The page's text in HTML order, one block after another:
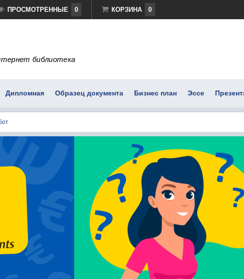
ПРОСМОТРЕННЫЕ 0 КОРЗИНА 0
библиотека
Дипломная Образец документа Бизнес план Эссе